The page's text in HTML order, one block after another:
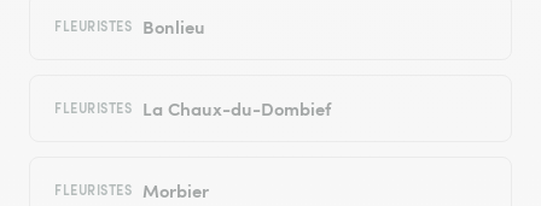
FLEURISTES Bonlieu
FLEURISTES La Chaux-du-Dombief
FLEURISTES Morbier